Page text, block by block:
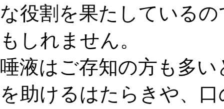
な役割を果たしている
もしれません。
唾液はご存知の方も多
を助けるはたらきや、